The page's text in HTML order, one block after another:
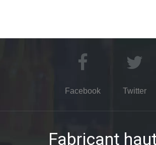
Facebook Twitter
Fabricant